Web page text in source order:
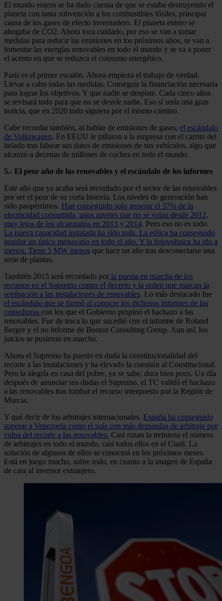
El mundo entero se ha dado cuenta de que se estaba destruyendo el
planeta con tanta subvención a los combustibles fósiles, principal
causa de los gases de efecto invernadero. El planeta entero se
ahogaba de CO2. Ahora toca cuidarlo, por eso se van a tomar
medidas para reducir las emisiones en los próximos años, se van a
fomentar las energías renovables en todo el mundo y se va a poner
el acento en que se reduzca el consumo energético.
París es el primer escalón. Ahora empieza el trabajo de verdad.
Llevar a cabo todas las medidas. Conseguir la financiación necesaria
para lograr los objetivos. Y que nadie se despiste. Cada cinco años
se revisará todo para que no se desvíe nadie. Eso sí sería una gran
noticia, que en 2020 todo siguiera por el mismo camino.
Cabe recordar también, al hablar de emisiones de gases, el escándalo
de Volkswagen. En EEUU le pillaron a la empresa con el carrito del
helado tras falsear sus datos de emisiones de sus vehículos, algo que
alcanzó a decenas de millones de coches en todo el mundo.
5.- El peor año de las renovables y el escándalo de los informes
Este año que ya acaba será recordado por el sector de las renovables
por ser el peor de su corta historia. Los niveles de generación han
sido paupérrimos. Han conseguido solo generar el 37% de la
electricidad consumida, unos niveles que no se veían desde 2012,
muy lejos de los alcanzados en 2013 y 2014. Pero eso no es todo.
La nueva capacidad instalada ha sido nula. La eólica ha conseguido
instalar un único megavatio en todo el año. Y la fotovoltaica ha ido a
menos. Tiene 5 MW menos que hace un año tras desconectarse una
serie de plantas.
También 2015 será recordado por la puesta en marcha de los
recursos en el Supremo contra el decreto y la orden que marcan la
retribución a las instalaciones de renovables. Lo más destacado fue
el escándalo que se formó al conocer los dichosos informes de las
consultoras con los que el Gobierno propinó el hachazo a las
renovables. Fue de traca lo que sucedió con el informe de Roland
Berger y el no informe de Boston Consulting Group. Aun así, los
juicios se pusieron en marcha.
Ahora el Supremo ha puesto en duda la constitucionalidad del
recorte a las instalaciones y ha elevado la cuestión al Constitucional.
Pero la alegría en casa del pobre, ya se sabe, dura bien poco. Un día
después de anunciar sus dudas el Supremo, el TC validó el hachazo
a las renovables tras tumbar el recurso interpuesto por la Región de
Murcia.
Y qué decir de los arbitrajes internacionales. España ha conseguido
superar a Venezuela como el país con más demandas de arbitraje por
culpa del recorte a las renovables. Casi rozan la treintena el número
de arbitrajes en todo el mundo, casi todos ellos en el Ciadi. La
solución de algunos de ellos se conocerá en los próximos meses.
Está en juego mucho, sobre todo, en cuanto a la imagen de España
de cara al inversor extranjero.